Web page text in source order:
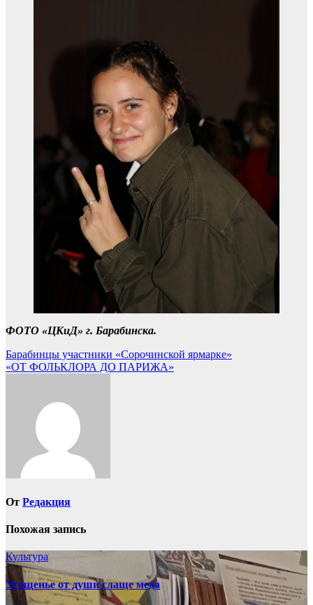
ФОТО «ЦКиД» г. Барабинска.
Навигация
по
Барабинцы участники «Сорочинской ярмарке»
«ОТ ФОЛЬКЛОРА ДО ПАРИЖА»
От Редакция
Похожая запись
Культура
Угощенье от души слаще меда